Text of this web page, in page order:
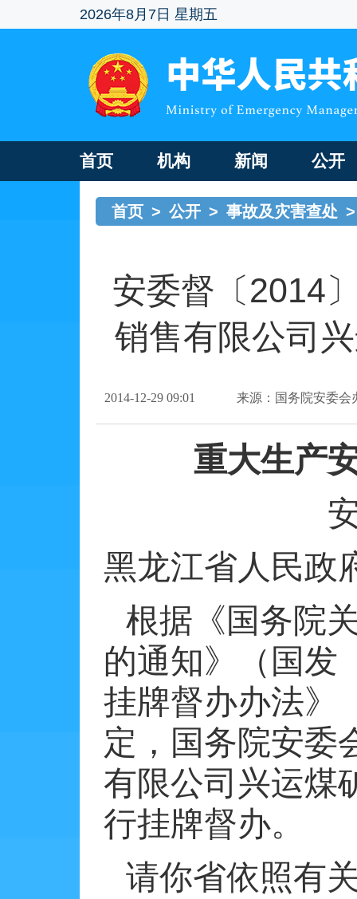
2026年8月7日 星期五
首页 机构 新闻 公开
首页 > 公开 > 事故及灾害查处 >
安委督〔2014
销售有限公司
2014-12-29 09:01 来源：国务院安委会
重大生产
黑龙江省人民政
根据《国务院
的通知》（国发
挂牌督办办法》
定，国务院安委
有限公司兴运煤
行挂牌督办。
请你省依照有